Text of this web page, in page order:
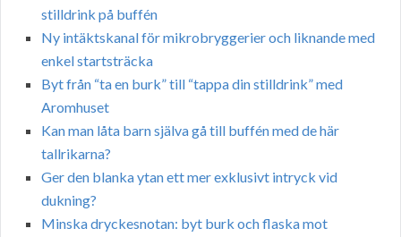
stilldrink på buffén
Ny intäktskanal för mikrobryggerier och liknande med
enkel startsträcka
Byt från “ta en burk” till “tappa din stilldrink” med
Aromhuset
Kan man låta barn själva gå till buffén med de här
tallrikarna?
Ger den blanka ytan ett mer exklusivt intryck vid
dukning?
Minska dryckesnotan: byt burk och flaska mot